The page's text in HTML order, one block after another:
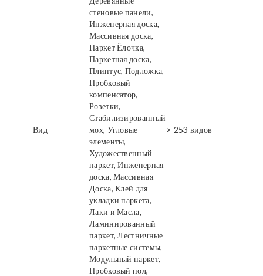
Вид
стеновые панели,
Инженерная доска,
Массивная доска,
Паркет Ёлочка,
Паркетная доска,
Плинтус, Подложка,
Пробковый
компенсатор,
Розетки,
Стабилизированный
мох, Угловые
элементы,
Художественный
паркет, Инженерная
доска, Массивная
Доска, Клей для
укладки паркета,
Лаки и Масла,
Ламинированный
паркет, Лестничные
паркетные системы,
Модульный паркет,
Пробковый пол,
> 253 видов